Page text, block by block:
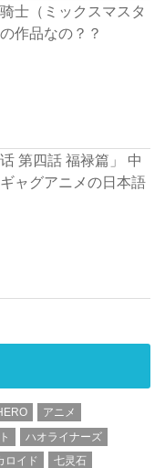
士（ミックスマスタ
作品なの？？
第四話 福禄篇」 中
ャグアニメの日本語
アニメ
ハオライナーズ
ロイド
七灵石